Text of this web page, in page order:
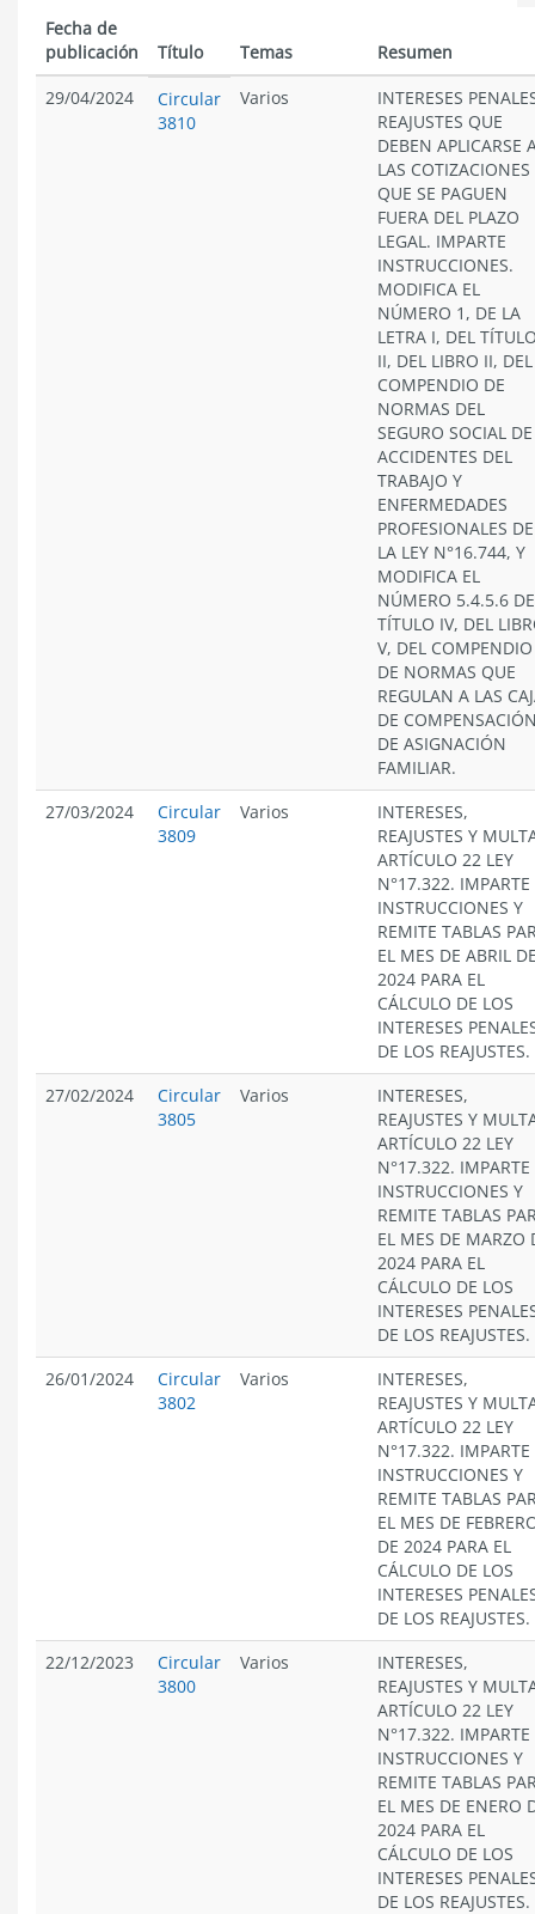
Fecha de
publicación
Título Temas
Resumen
29/04/2024
Circular
3810
Varios
INTERESES
REAJUSTES QUE
DEBEN APLICARSE
LAS COTIZACIONES
QUE SE PAGUEN
FUERA DEL PLAZO
LEGAL. IMPARTE
INSTRUCCIONES.
MODIFICA EL
NÚMERO 1, DE LA
LETRA I, DEL
II, DEL LIBRO II, DEL
COMPENDIO DE
NORMAS DEL
SEGURO SOCIAL DE
ACCIDENTES DEL
TRABAJO Y
ENFERMEDADES
PROFESIONALES DE
LA LEY N°16.744, Y
MODIFICA EL
NÚMERO 5.4.5.6
TÍTULO IV, DEL
V, DEL COMPENDIO
DE NORMAS QUE
REGULAN A LAS
DE
DE ASIGNACIÓN
FAMILIAR.
27/03/2024
Circular
3809
Varios
INTERESES,
REAJUSTES Y
ARTÍCULO 22 LEY
N°17.322. IMPARTE
INSTRUCCIONES Y
REMITE TABLAS
EL MES DE ABRIL
2024 PARA EL
CÁLCULO DE LOS
INTERESES
DE LOS REAJUSTES.
27/02/2024
Circular
3805
Varios
INTERESES,
REAJUSTES Y
ARTÍCULO 22 LEY
N°17.322. IMPARTE
INSTRUCCIONES Y
REMITE TABLAS
EL MES DE MARZO
2024 PARA EL
CÁLCULO DE LOS
INTERESES
DE LOS REAJUSTES.
26/01/2024
Circular
3802
Varios
INTERESES,
REAJUSTES Y
ARTÍCULO 22 LEY
N°17.322. IMPARTE
INSTRUCCIONES Y
REMITE TABLAS
EL MES DE
DE 2024 PARA EL
CÁLCULO DE LOS
INTERESES
DE LOS REAJUSTES.
22/12/2023
Circular
3800
Varios
INTERESES,
REAJUSTES Y
ARTÍCULO 22 LEY
N°17.322. IMPARTE
INSTRUCCIONES Y
REMITE TABLAS
EL MES DE ENERO
2024 PARA EL
CÁLCULO DE LOS
INTERESES
DE LOS REAJUSTES.